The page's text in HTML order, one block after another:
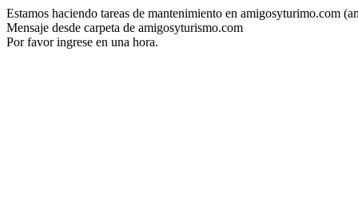
Estamos haciendo tareas de mantenimiento en amigosyturimo.com
Mensaje desde carpeta de amigosyturismo.com
Por favor ingrese en una hora.